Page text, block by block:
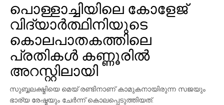
പൊള്ളാച്ചിയിലെ കോളേജ്
വിദ്യാർത്ഥിനിയുടെ
കൊലപാതകത്തിലെ
പ്രതികൾ കണ്ണൂരിൽ
അറസ്റ്റിലായി
സുബ്ബലക്ഷ്മിയെ മെയ് രണ്ടിനാണ് കാമുകനായിരുന്ന സജയും
ഭാര്യ രേഷ്മയും ചേർന്ന് കൊലപ്പെടുത്തിയത്.